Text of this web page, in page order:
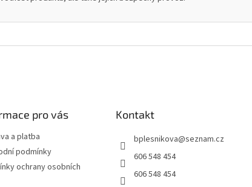
pro vás
a platba
podmínky
ochrany osobních
Kontakt
bplesnikova@seznam.cz
606 548 454
606 548 454